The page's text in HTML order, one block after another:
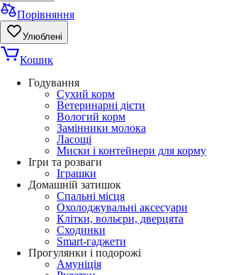
Порівняння
Улюблені
Кошик
Годування
Сухий корм
Ветеринарні дієти
Вологий корм
Замінники молока
Ласощі
Миски і контейнери для корму
Ігри та розваги
Іграшки
Домашній затишок
Спальні місця
Охолоджувальні аксесуари
Клітки, вольєри, дверцята
Сходинки
Smart-гаджети
Прогулянки і подорожі
Амуніція